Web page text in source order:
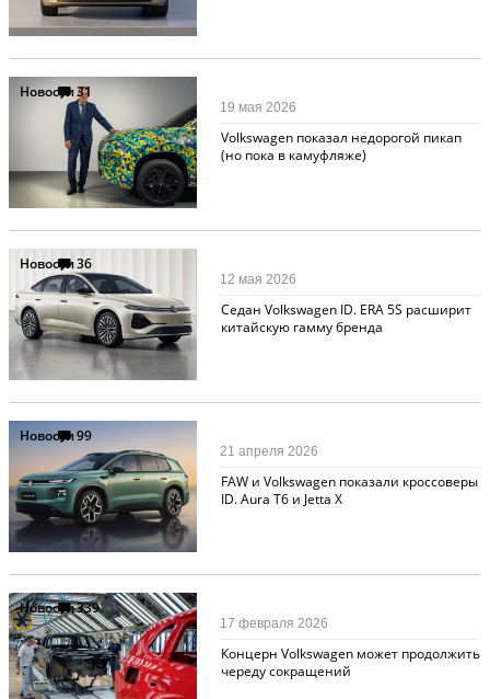
Новости31
Volkswagen показал недорогой пикап
(но пока в камуфляже)
19 мая 2026
Новости36
Cедан Volkswagen ID. ERA 5S расширит
китайскую гамму бренда
12 мая 2026
Новости99
FAW и Volkswagen показали кроссоверы
ID. Aura T6 и Jettа X
21 апреля 2026
Новости339
Концерн Volkswagen может продолжить
череду сокращений
17 февраля 2026